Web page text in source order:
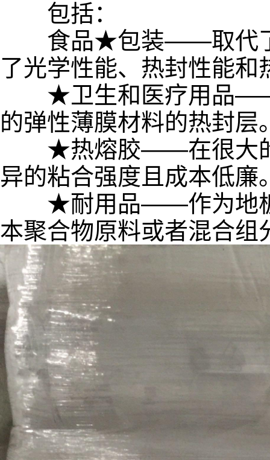
包括：
食品★包装——取代了
了光学性能、热封性能
★卫生和医疗用品——
的弹性薄膜材料的热封层
★热熔胶——在很大的
异的粘合强度且成本低廉
★耐用品——作为地板
本聚合物原料或者混合组